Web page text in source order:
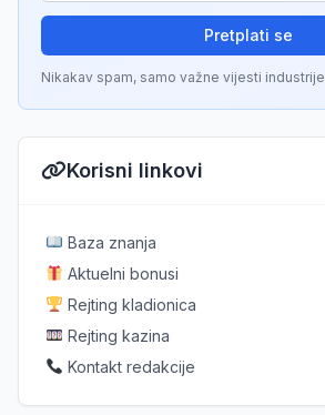
Pretplati se
Nikakav spam, samo važne vijesti industrije
Korisni linkovi
Baza znanja
Aktuelni bonusi
Rejting kladionica
Rejting kazina
Kontakt redakcije